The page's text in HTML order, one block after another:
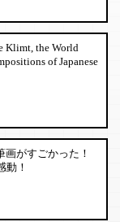
Klimt, the World
of Japanese
がすごかった！
動！